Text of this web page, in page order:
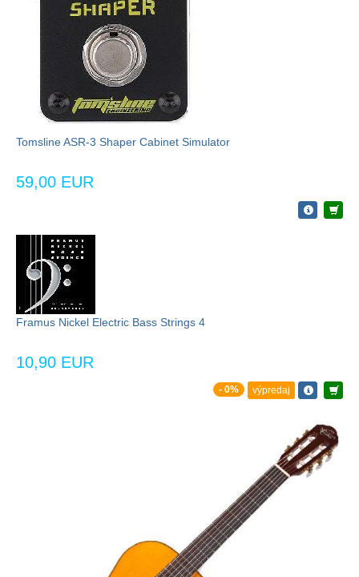
Tomsline ASR-3 Shaper Cabinet Simulator
59,00 EUR
Framus Nickel Electric Bass Strings 4
10,90 EUR
- 0% výpredaj